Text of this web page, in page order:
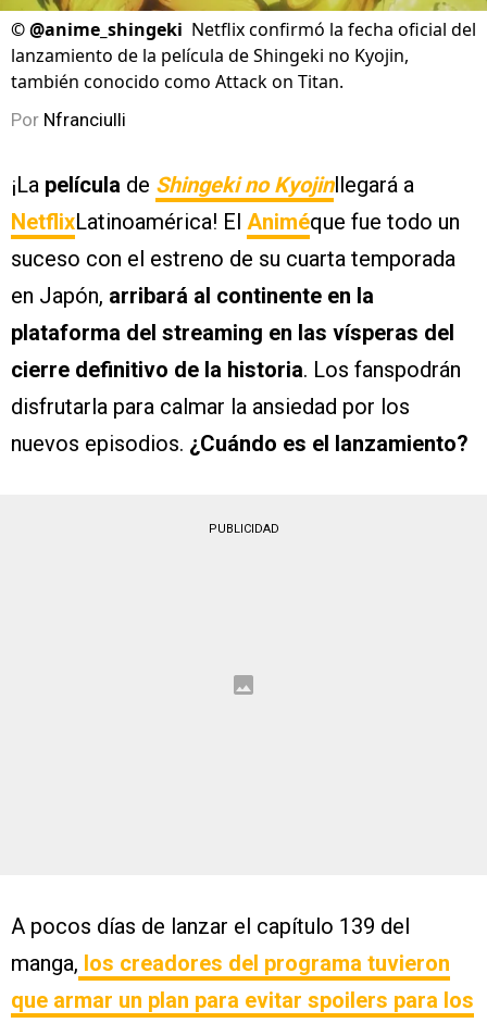
©@anime_shingeki Netflix confirmó la fecha oficial del
lanzamiento de la película de Shingeki no Kyojin,
también conocido como Attack on Titan.
Por Nfranciulli
¡La película de Shingeki no Kyojinllegará a
NetflixLatinoamérica! El Animéque fue todo un
suceso con el estreno de su cuarta temporada
en Japón, arribará al continente en la
plataforma del streaming en las vísperas del
cierre definitivo de la historia. Los fanspodrán
disfrutarla para calmar la ansiedad por los
nuevos episodios. ¿Cuándo es el lanzamiento?
PUBLICIDAD
A pocos días de lanzar el capítulo 139 del
manga, los creadores del programa tuvieron
que armar un plan para evitar spoilers para los